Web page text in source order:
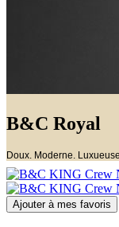
B&C Royal
Doux. Moderne.
Ajouter à mes favoris